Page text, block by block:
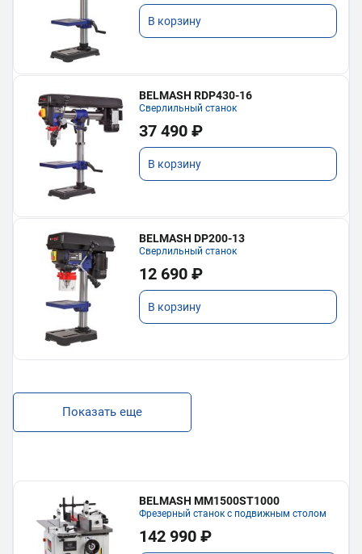
В корзину
BELMASH RDP430-16
Сверлильный станок
37 490 ₽
В корзину
BELMASH DP200-13
Сверлильный станок
12 690 ₽
В корзину
Показать еще
BELMASH MM1500ST1000
Фрезерный станок с подвижным столом
142 990 ₽